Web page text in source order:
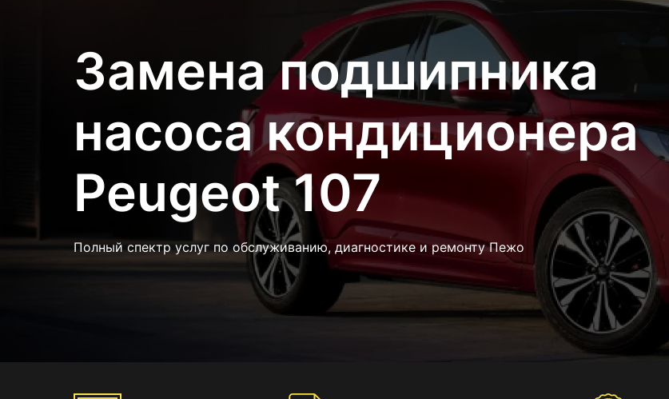
Замена подшипника
насоса кондиционера
Peugeot 107
Полный спектр услуг по обслуживанию, диагностике и ремонту Пежо